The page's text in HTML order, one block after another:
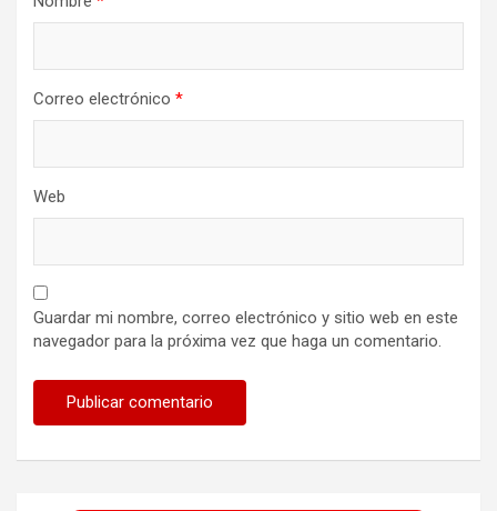
Correo electrónico *
Web
Guardar mi nombre, correo electrónico y sitio web en este
navegador para la próxima vez que haga un comentario.